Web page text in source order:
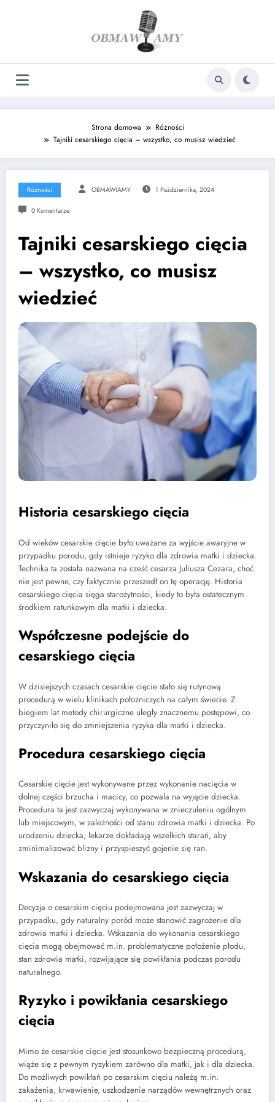
Strona domowa
Różności
Tajniki cesarskiego cięcia – wszystko, co musisz wiedzieć
Różności OBMAWIAMY 1 Października, 2024
0 Komentarze
Tajniki cesarskiego cięcia
– wszystko, co musisz
wiedzieć
Historia cesarskiego cięcia
Od wieków cesarskie cięcie było uważane za wyjście awaryjne w
przypadku porodu, gdy istnieje ryzyko dla zdrowia matki i dziecka.
Technika ta została nazwana na cześć cesarza Juliusza Cezara, choć
nie jest pewne, czy faktycznie przeszedł on tę operację. Historia
cesarskiego cięcia sięga starożytności, kiedy to była ostatecznym
środkiem ratunkowym dla matki i dziecka.
Współczesne podejście do
cesarskiego cięcia
W dzisiejszych czasach cesarskie cięcie stało się rutynową
procedurą w wielu klinikach położniczych na całym świecie. Z
biegiem lat metody chirurgiczne uległy znacznemu postępowi, co
przyczyniło się do zmniejszenia ryzyka dla matki i dziecka.
Procedura cesarskiego cięcia
Cesarskie cięcie jest wykonywane przez wykonanie nacięcia w
dolnej części brzucha i macicy, co pozwala na wyjęcie dziecka.
Procedura ta jest zazwyczaj wykonywana w znieczuleniu ogólnym
lub miejscowym, w zależności od stanu zdrowia matki i dziecka. Po
urodzeniu dziecka, lekarze dokładają wszelkich starań, aby
zminimalizować blizny i przyspieszyć gojenie się ran.
Wskazania do cesarskiego cięcia
Decyzja o cesarskim cięciu podejmowana jest zazwyczaj w
przypadku, gdy naturalny poród może stanowić zagrożenie dla
zdrowia matki i dziecka. Wskazania do wykonania cesarskiego
cięcia mogą obejmować m.in. problematyczne położenie płodu,
stan zdrowia matki, rozwijające się powikłania podczas porodu
naturalnego.
Ryzyko i powikłania cesarskiego
cięcia
Mimo że cesarskie cięcie jest stosunkowo bezpieczną procedurą,
wiąże się z pewnym ryzykiem zarówno dla matki, jak i dla dziecka.
Do możliwych powikłań po cesarskim cięciu należą m.in.
zakażenia, krwawienie, uszkodzenie narządów wewnętrznych oraz